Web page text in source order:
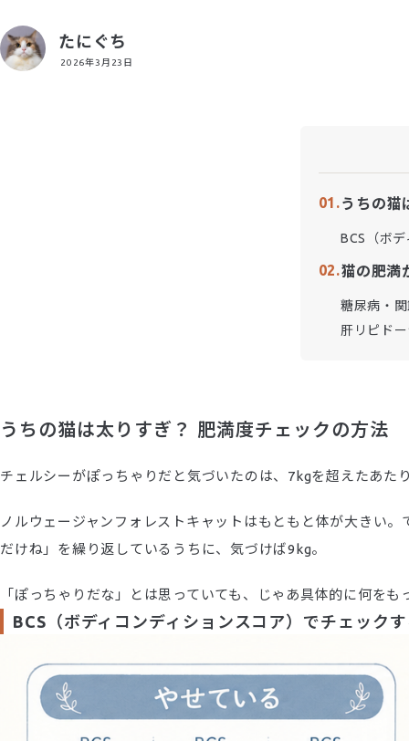
たにぐち
2026年3月23日
うちの猫
BCS（ボ
猫の肥満
糖尿病・
肝リピド
うちの猫は太りすぎ？ 肥満度チェックの方法
チェルシーがぽっちゃりだと気づいたのは、7kgを超えたあた
ノルウェージャンフォレストキャットはもともと体が大きい
だけね」を繰り返しているうちに、気づけば9kg。
「ぽっちゃりだな」とは思っていても、じゃあ具体的に何を
BCS（ボディコンディションスコア）でチェック